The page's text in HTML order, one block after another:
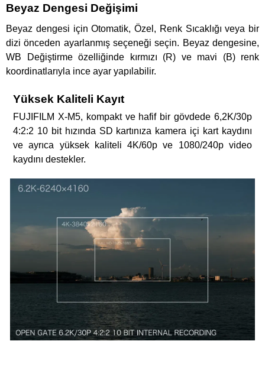
Beyaz Dengesi Değişimi
Beyaz dengesi için Otomatik, Özel, Renk Sıcaklığı veya bir
dizi önceden ayarlanmış seçeneği seçin. Beyaz dengesine,
WB Değiştirme özelliğinde kırmızı (R) ve mavi (B) renk
koordinatlarıyla ince ayar yapılabilir.
Yüksek Kaliteli Kayıt
FUJIFILM X-M5, kompakt ve hafif bir gövdede 6,2K/30p
4:2:2 10 bit hızında SD kartınıza kamera içi kart kaydını
ve ayrıca yüksek kaliteli 4K/60p ve 1080/240p video
kaydını destekler.